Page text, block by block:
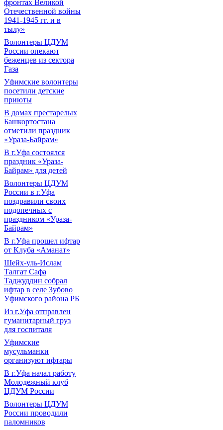
фронтах Великой
Отечественной войны
1941-1945 гг. и в
тылу»
Волонтеры ЦДУМ
России опекают
беженцев из сектора
Газа
Уфимские волонтеры
посетили детские
приюты
В домах престарелых
Башкортостана
отметили праздник
«Ураза-Байрам»
В г.Уфа состоялся
праздник «Ураза-
Байрам» для детей
Волонтеры ЦДУМ
России в г.Уфа
поздравили своих
подопечных с
праздником «Ураза-
Байрам»
В г.Уфа прошел ифтар
от Клуба «Аманат»
Шейх-уль-Ислам
Талгат Сафа
Таджуддин собрал
ифтар в селе Зубово
Уфимского района РБ
Из г.Уфа отправлен
гуманитарный груз
для госпиталя
Уфимские
мусульманки
организуют ифтары
В г.Уфа начал работу
Молодежный клуб
ЦДУМ России
Волонтеры ЦДУМ
России проводили
паломников